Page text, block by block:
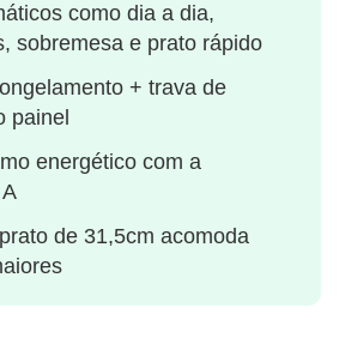
como dia a dia,
sobremesa e prato rápido
+ trava de
painel
energético com a
de 31,5cm acomoda